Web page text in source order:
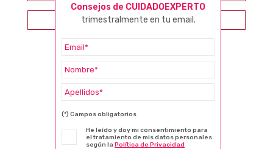
Consejos de CUIDADOEXPERTO
trimestralmente en tu email.
(*) Campos obligatorios
He leído y doy mi consentimiento para
el tratamiento de mis datos personales
según la Política de Privacidad
Consumidor